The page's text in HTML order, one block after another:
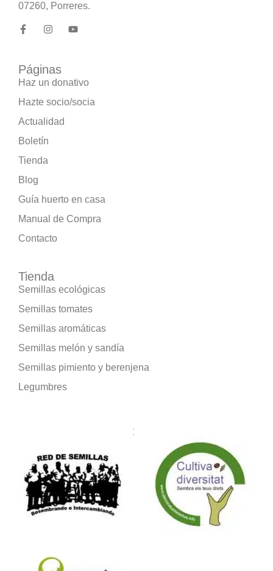
07260, Porreres.
Páginas
Haz un donativo
Hazte socio/socia
Actualidad
Boletín
Tienda
Blog
Guía huerto en casa
Manual de Compra
Contacto
Tienda
Semillas ecológicas
Semillas tomates
Semillas aromáticas
Semillas melón y sandía
Semillas pimiento y berenjena
Legumbres
Formamos parte de: